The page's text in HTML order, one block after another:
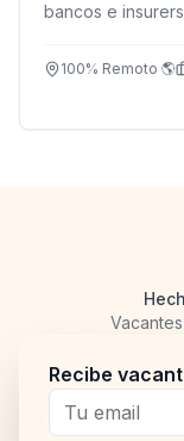
bancos e
100% Remoto 🌎
Recibe